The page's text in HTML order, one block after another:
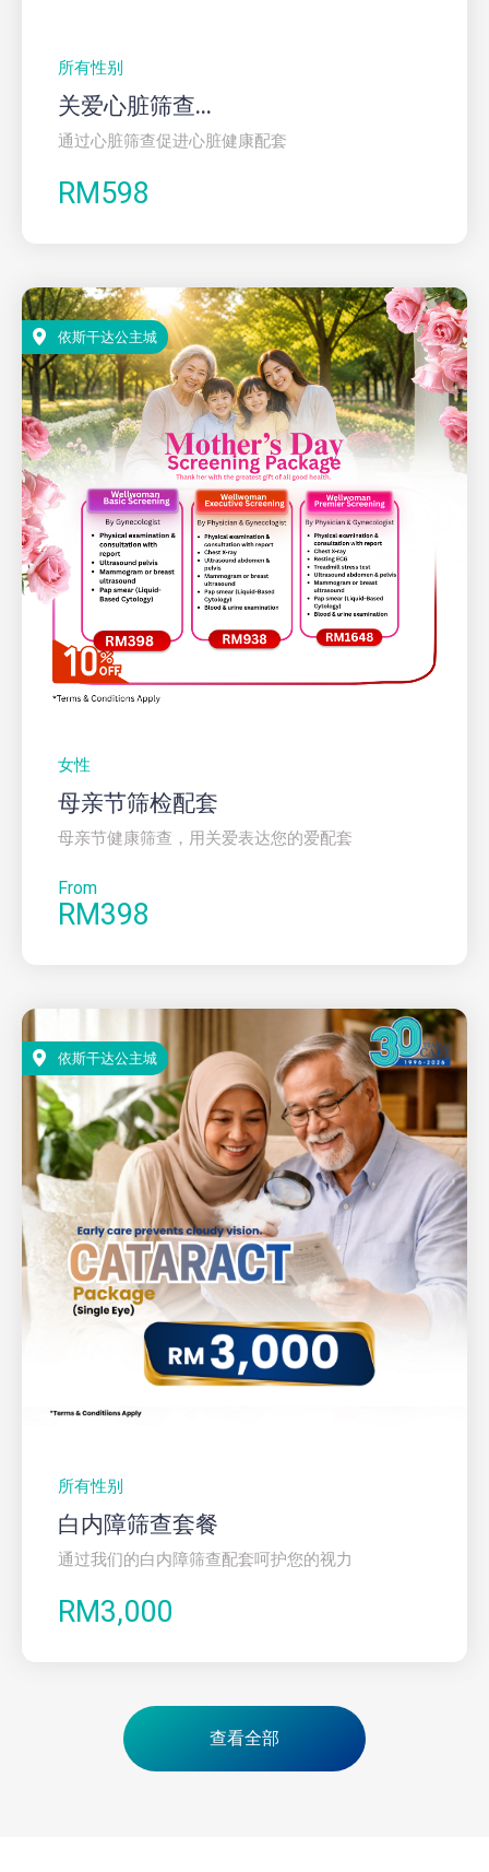
所有性别
关爱心脏筛查...
通过心脏筛查促进心脏健康配套
RM598
依斯干达公主城
女性
母亲节筛检配套
母亲节健康筛查，用关爱表达您的爱配套
From
RM398
依斯干达公主城
所有性别
白内障筛查套餐
通过我们的白内障筛查配套呵护您的视力
RM3,000
查看全部